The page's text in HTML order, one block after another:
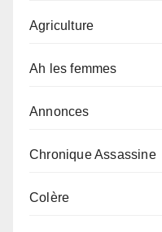
Agriculture
Ah les femmes
Annonces
Chronique Assassine
Colère